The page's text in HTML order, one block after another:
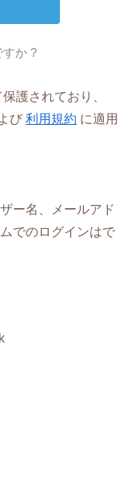
すか ?
護されており、
び利用規約 に適用
ー名、メールアド
でのログインはで